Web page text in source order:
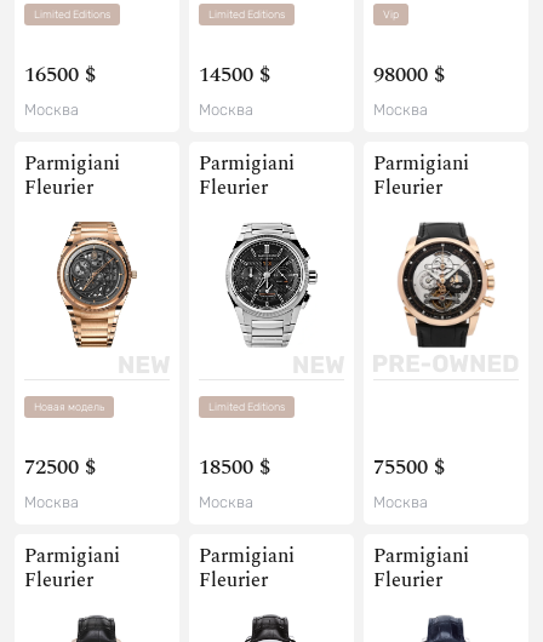
Limited Editions
16500 $
Москва
Limited Editions
14500 $
Москва
Vip
98000 $
Москва
Parmigiani
Fleurier
Новая модель
72500 $
Москва
Parmigiani
Fleurier
Limited Editions
18500 $
Москва
Parmigiani
Fleurier
75500 $
Москва
Parmigiani
Fleurier
Parmigiani
Fleurier
Parmigiani
Fleurier